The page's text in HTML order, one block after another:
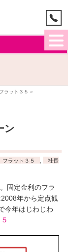
ラット３５ »
ン
ラット３５
社長
固定金利のフラ
年から定点観
今年はじわじわ